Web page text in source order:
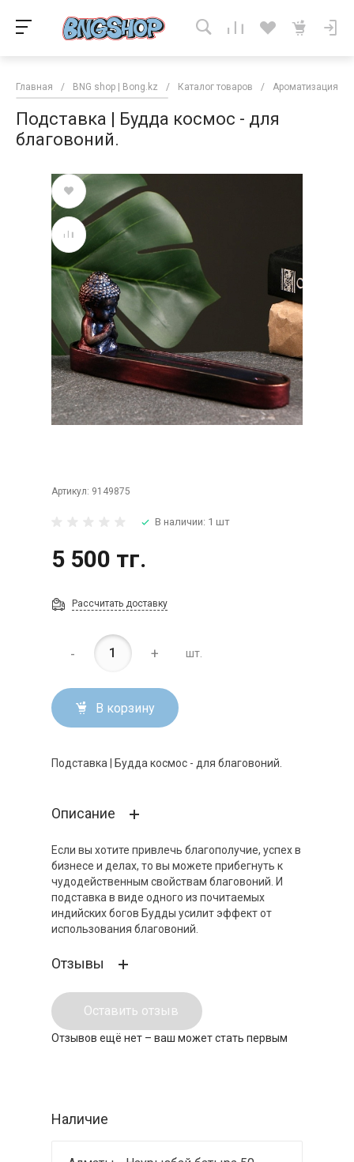
Главная / BNG shop | Bong.kz / Каталог товаров / Ароматизация
Подставка | Будда космос - для
благовоний.
Артикул: 9149875
В наличии: 1 шт
5 500 тг.
Рассчитать доставку
- + шт.
В корзину
Подставка | Будда космос - для благовоний.
Описание
Если вы хотите привлечь благополучие, успех в
бизнесе и делах, то вы можете прибегнуть к
чудодейственным свойствам благовоний. И
подставка в виде одного из почитаемых
индийских богов Будды усилит эффект от
использования благовоний.
Отзывы
Оставить отзыв
Отзывов ещё нет – ваш может стать первым
Наличие